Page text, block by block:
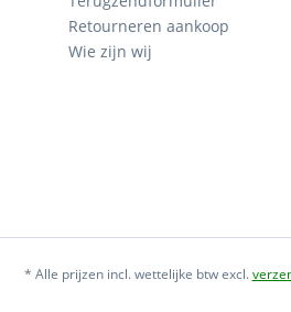
Retourneren aankoop
Wie zijn wij
* Alle prijzen incl. wettelijke btw excl.